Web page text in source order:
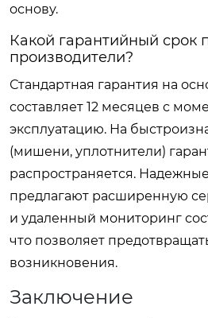
основу.
Какой гарантийный срок
производители?
Стандартная гарантия на
составляет 12 месяцев с
эксплуатацию. На
(мишени, уплотнители)
распространяется.
предлагают расширенную
и удаленный мониторинг
что позволяет
возникновения.
Заключение